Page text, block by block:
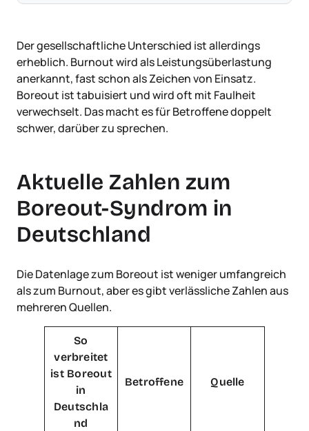
Der gesellschaftliche Unterschied ist allerdings
erheblich. Burnout wird als Leistungsüberlastung
anerkannt, fast schon als Zeichen von Einsatz.
Boreout ist tabuisiert und wird oft mit Faulheit
verwechselt. Das macht es für Betroffene doppelt
schwer, darüber zu sprechen.
Aktuelle Zahlen zum
Boreout-Syndrom in
Deutschland
Die Datenlage zum Boreout ist weniger umfangreich
als zum Burnout, aber es gibt verlässliche Zahlen aus
mehreren Quellen.
So
verbreitet
ist Boreout
in
Deutschla
nd
Betroffene Quelle